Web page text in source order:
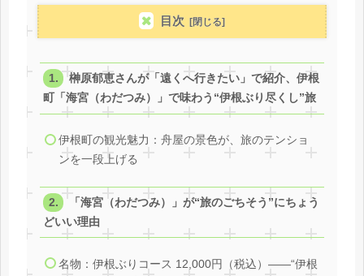
目次
榊原郁恵さんが「遠くへ行きたい」で紹介、伊根
町「海宮（わだつみ）」で味わう“伊根ぶり尽くし”旅
伊根町の観光魅力：舟屋の景色が、旅のテンショ
ンを一段上げる
「海宮（わだつみ）」が“旅のごちそう”にちょう
どいい理由
名物：伊根ぶりコース 12,000円（税込）——“伊根